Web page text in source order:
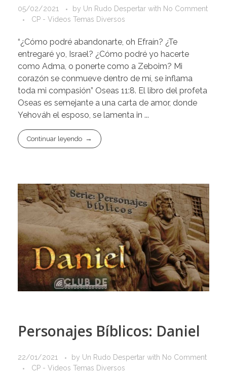
05/02/2021 by Un Rudo Despertar with No Comment
CP - Videos Temas Diversos
“¿Cómo podré abandonarte, oh Efraín? ¿Te
entregaré yo, Israel? ¿Cómo podré yo hacerte
como Adma, o ponerte como a Zeboim? Mi
corazón se conmueve dentro de mí, se inflama
toda mi compasión” Oseas 11:8. El libro del profeta
Oseas es semejante a una carta de amor, donde
Yehováh el esposo, se lamenta in ...
Continuar leyendo
Personajes Bíblicos: Daniel
22/01/2021 by Un Rudo Despertar with No Comment
CP - Videos Temas Diversos